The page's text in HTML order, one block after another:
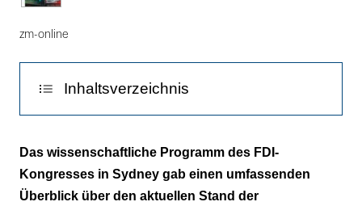
zm-online
Inhaltsverzeichnis
Minimal invasive Kariesbehandlung
Neue Technologien und Implantologie
Das wissenschaftliche Programm des FDI-
Kongresses in Sydney gab einen umfassenden
Überblick über den aktuellen Stand der